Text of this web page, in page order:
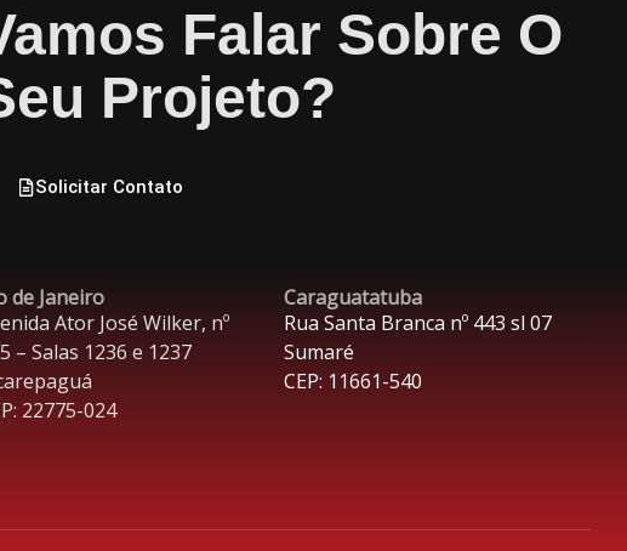
Falar Sobre O
Projeto?
Solicitar Contato
de Janeiro
Ator José Wilker, nº
– Salas 1236 e 1237
22775-024
Caraguatatuba
Rua Santa Branca nº 443 sl 07
Sumaré
CEP: 11661-540